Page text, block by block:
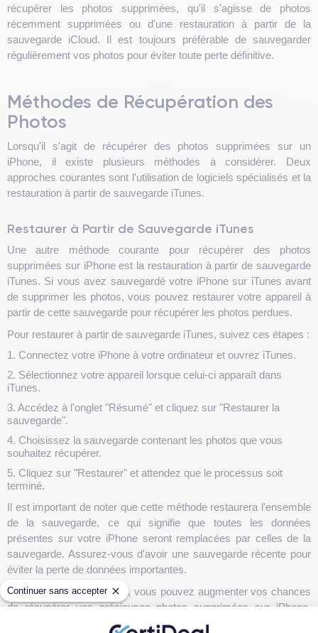
Continuer sans accepter
récupérer les photos supprimées, qu'il s'agisse de photos
récemment supprimées ou d'une restauration à partir de la
sauvegarde iCloud. Il est toujours préférable de sauvegarder
régulièrement vos photos pour éviter toute perte définitive.
Méthodes de Récupération des
Photos
Lorsqu'il s'agit de récupérer des photos supprimées sur un
iPhone, il existe plusieurs méthodes à considérer. Deux
approches courantes sont l'utilisation de logiciels spécialisés et la
restauration à partir de sauvegarde iTunes.
Restaurer à Partir de Sauvegarde iTunes
Une autre méthode courante pour récupérer des photos
supprimées sur iPhone est la restauration à partir de sauvegarde
iTunes. Si vous avez sauvegardé votre iPhone sur iTunes avant
de supprimer les photos, vous pouvez restaurer votre appareil à
partir de cette sauvegarde pour récupérer les photos perdues.
Pour restaurer à partir de sauvegarde iTunes, suivez ces étapes :
1. Connectez votre iPhone à votre ordinateur et ouvrez iTunes.
2. Sélectionnez votre appareil lorsque celui-ci apparaît dans
iTunes.
3. Accédez à l'onglet "Résumé" et cliquez sur "Restaurer la
sauvegarde".
4. Choisissez la sauvegarde contenant les photos que vous
souhaitez récupérer.
5. Cliquez sur "Restaurer" et attendez que le processus soit
terminé.
Il est important de noter que cette méthode restaurera l'ensemble
de la sauvegarde, ce qui signifie que toutes les données
présentes sur votre iPhone seront remplacées par celles de la
sauvegarde. Assurez-vous d'avoir une sauvegarde récente pour
éviter la perte de données importantes.
En utilisant ces méthodes, vous pouvez augmenter vos chances
de récupérer vos précieuses photos supprimées sur iPhone.
N'hésitez pas à essayer différentes options et à utiliser les